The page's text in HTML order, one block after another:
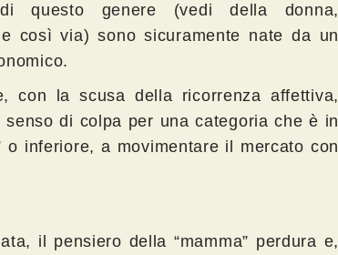
questo genere (vedi della donna,
così via) sono sicuramente nate da un
con la scusa della ricorrenza affettiva,
di colpa per una categoria che è in
o inferiore, a movimentare il mercato con
il pensiero della “mamma” perdura e,